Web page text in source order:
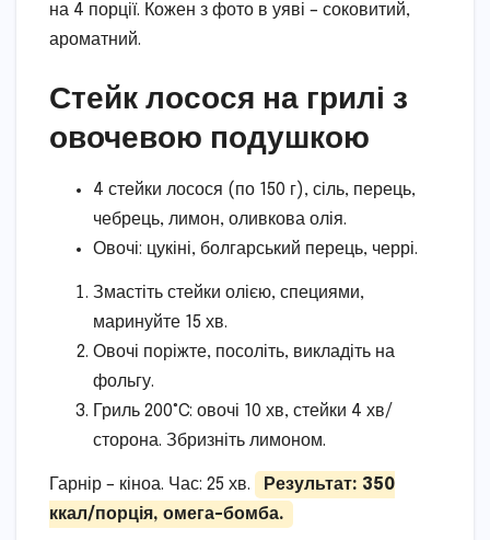
на 4 порції. Кожен з фото в уяві – соковитий,
ароматний.
Стейк лосося на грилі з
овочевою подушкою
4 стейки лосося (по 150 г), сіль, перець,
чебрець, лимон, оливкова олія.
Овочі: цукіні, болгарський перець, черрі.
Змастіть стейки олією, специями,
маринуйте 15 хв.
Овочі поріжте, посоліть, викладіть на
фольгу.
Гриль 200°C: овочі 10 хв, стейки 4 хв/
сторона. Збризніть лимоном.
Гарнір – кіноа. Час: 25 хв.
Результат: 350
ккал/порція, омега-бомба.